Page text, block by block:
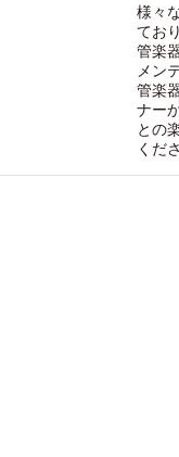
様々
てお
管楽
メン
管楽
ナー
との
くだ